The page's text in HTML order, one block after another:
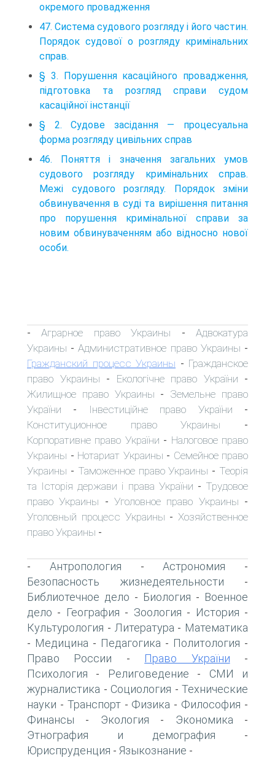
окремого провадження
47. Система судового розгляду і його частин.
Порядок судової о розгляду кримінальних
справ.
§ 3. Порушення касаційного провадження,
підготовка та розгляд справи судом
касаційної інстанції
§ 2. Судове засідання — процесуальна
форма розгляду цивільних справ
46. Поняття і значення загальних умов
судового розгляду кримінальних справ.
Межі судового розгляду. Порядок зміни
обвинувачення в суді та вирішення питання
про порушення кримінальної справи за
новим обвинуваченням або відносно нової
особи.
-Аграрное право Украины -Адвокатура
Украины -Административное право Украины -
Гражданский процесс Украины - Гражданское
право Украины - Екологічне право України -
Жилищное право Украины - Земельне право
України - Інвестиційне право України -
Конституционное право Украины -
Корпоративне право України - Налоговое право
Украины - Нотариат Украины - Семейное право
Украины - Таможенное право Украины - Теорія
та Історія держави і права України - Трудовое
право Украины -Уголовное право Украины -
Уголовный процесс Украины - Хозяйственное
право Украины -
- Антропология -Астрономия -
Безопасность жизнедеятельности -
Библиотечное дело - Биология - Военное
дело - География - Зоология - История -
Культурология - Литература - Математика
- Медицина - Педагогика - Политология -
Право России - Право України -
Психология - Религоведение - СМИ и
журналистика - Социология - Технические
науки - Транспорт- Физика - Философия -
Финансы - Экология - Экономика -
Этнография и демография -
Юриспруденция - Языкознание -